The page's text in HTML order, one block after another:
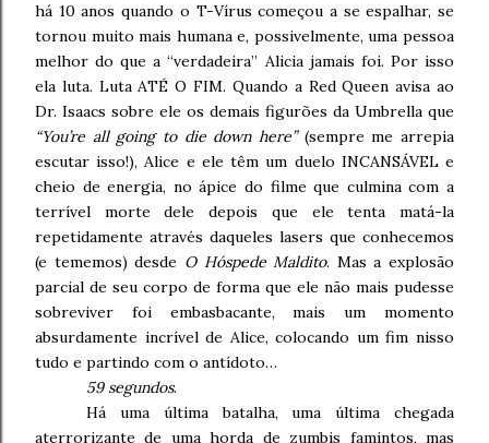
há 10 anos quando o T-Vírus começou a se espalhar, se
tornou muito mais humana e, possivelmente, uma pessoa
melhor do que a “verdadeira” Alicia jamais foi. Por isso
ela luta. Luta ATÉ O FIM. Quando a Red Queen avisa ao
Dr. Isaacs sobre ele os demais figurões da Umbrella que
“You’re all going to die down here”(sempre me arrepia
escutar isso!), Alice e ele têm um duelo INCANSÁVEL e
cheio de energia, no ápice do filme que culmina com a
terrível morte dele depois que ele tenta matá-la
repetidamente através daqueles lasers que conhecemos
(e tememos) desde O Hóspede Maldito. Mas a explosão
parcial de seu corpo de forma que ele não mais pudesse
sobreviver foi embasbacante, mais um momento
absurdamente incrível de Alice, colocando um fim nisso
tudo e partindo com o antídoto…
59 segundos.
Há uma última batalha, uma última chegada
aterrorizante de uma horda de zumbis famintos, mas